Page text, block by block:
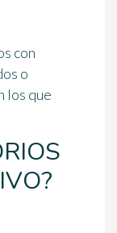
con
o
los que